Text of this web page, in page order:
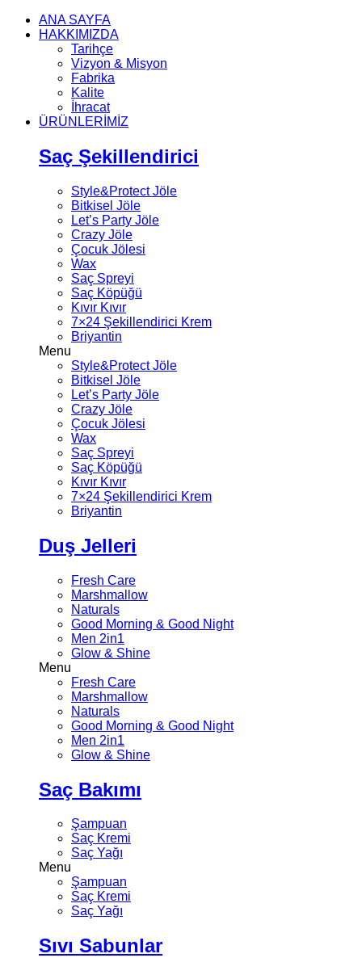
ANA SAYFA
HAKKIMIZDA
Tarihçe
Vizyon & Misyon
Fabrika
Kalite
İhracat
ÜRÜNLERİMİZ
Saç Şekillendirici
Style&Protect Jöle
Bitkisel Jöle
Let’s Party Jöle
Crazy Jöle
Çocuk Jölesi
Wax
Saç Spreyi
Saç Köpüğü
Kıvır Kıvır
7×24 Şekillendirici Krem
Briyantin
Menu
Style&Protect Jöle
Bitkisel Jöle
Let’s Party Jöle
Crazy Jöle
Çocuk Jölesi
Wax
Saç Spreyi
Saç Köpüğü
Kıvır Kıvır
7×24 Şekillendirici Krem
Briyantin
Duş Jelleri
Fresh Care
Marshmallow
Naturals
Good Morning & Good Night
Men 2in1
Glow & Shine
Menu
Fresh Care
Marshmallow
Naturals
Good Morning & Good Night
Men 2in1
Glow & Shine
Saç Bakımı
Şampuan
Saç Kremi
Saç Yağı
Menu
Şampuan
Saç Kremi
Saç Yağı
Sıvı Sabunlar